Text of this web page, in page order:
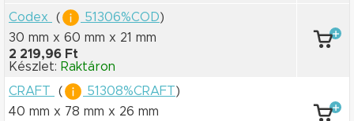
Codex
( 51306%COD)
30 mm x 60 mm x 21 mm
2 219,96 Ft
Készlet: Raktáron
CRAFT
( 51308%CRAFT)
40 mm x 78 mm x 26 mm